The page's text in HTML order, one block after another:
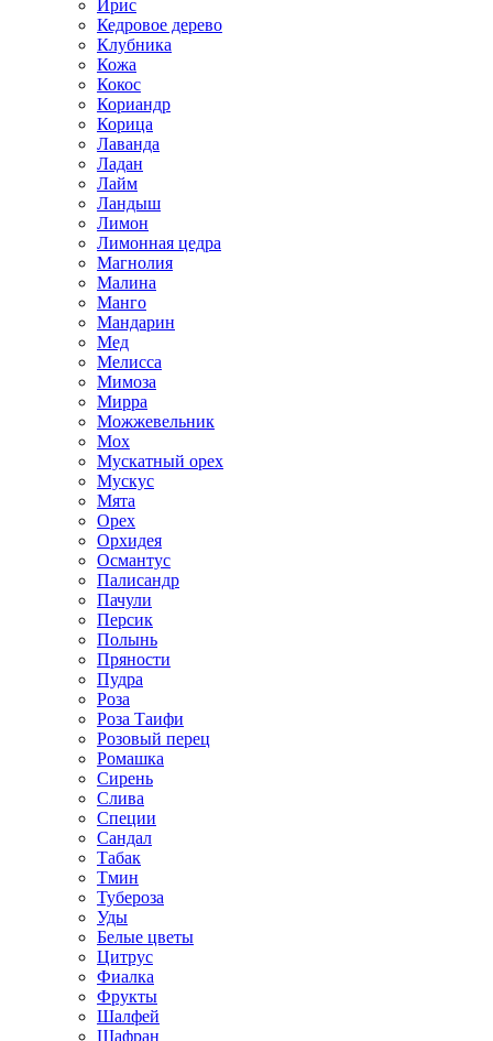
Ирис
Кедровое дерево
Клубника
Кожа
Кокос
Кориандр
Корица
Лаванда
Ладан
Лайм
Ландыш
Лимон
Лимонная цедра
Магнолия
Малина
Манго
Мандарин
Мед
Мелисса
Мимоза
Мирра
Можжевельник
Мох
Мускатный орех
Мускус
Мята
Орех
Орхидея
Османтус
Палисандр
Пачули
Персик
Полынь
Пряности
Пудра
Роза
Роза Таифи
Розовый перец
Ромашка
Сирень
Слива
Специи
Сандал
Табак
Тмин
Тубероза
Уды
Белые цветы
Цитрус
Фиалка
Фрукты
Шалфей
Шафран